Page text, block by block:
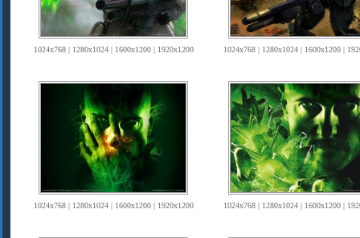
1024x768 | 1280x1024 | 1600x1200 | 1920x1200 1024x768 | 1280x1024 | 1600x1200 |
1024x768 | 1280x1024 | 1600x1200 | 1920x1200 1024x768 | 1280x1024 | 1600x1200 |